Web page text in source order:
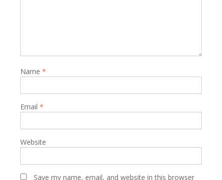
Name *
Email *
Website
Save my name, email, and website in this browser